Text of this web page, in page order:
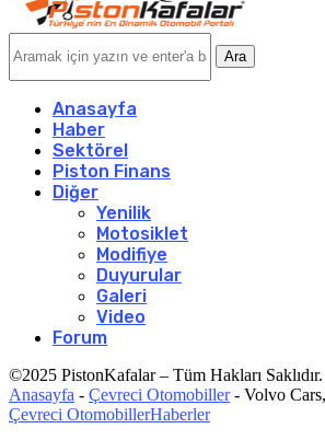
Ara
Anasayfa
Haber
Sektörel
Piston Finans
Diğer
Yenilik
Motosiklet
Modifiye
Duyurular
Galeri
Video
Forum
©2025 PistonKafalar – Tüm Hakları Saklıdır.
Anasayfa - Çevreci Otomobiller- Volvo
Çevreci OtomobillerHaberler